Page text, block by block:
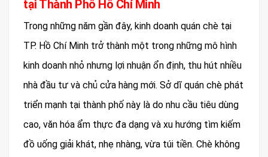
tại Thành Phố Hồ Chí Minh
Trong những năm gần đây, kinh doanh quán chè tại
TP. Hồ Chí Minh trở thành một trong những mô hình
kinh doanh nhỏ nhưng lợi nhuận ổn định, thu hút nhiều
nhà đầu tư và chủ cửa hàng mới. Sở dĩ quán chè phát
triển mạnh tại thành phố này là do nhu cầu tiêu dùng
cao, văn hóa ẩm thực đa dạng và xu hướng tìm kiếm
đồ uống giải khát, nhẹ nhàng, vừa túi tiền. Chè không